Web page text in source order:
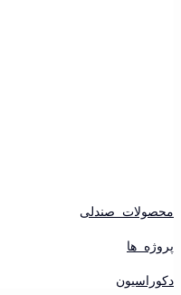
محصولات صندلی
پروژه ها
دکوراسیون